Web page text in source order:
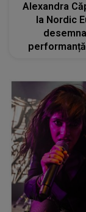
Alexandra
la Nordic